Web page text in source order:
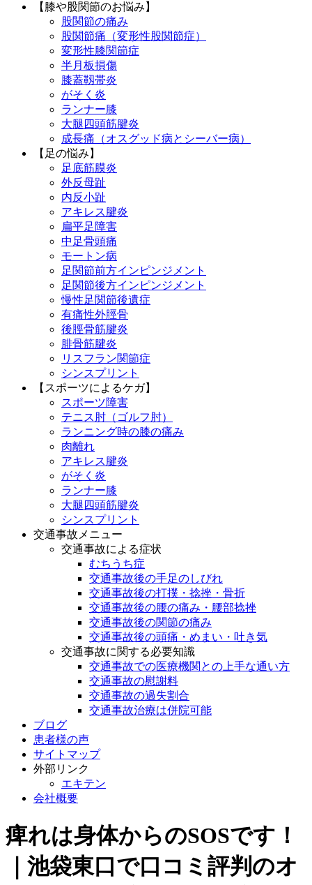
【膝や股関節のお悩み】
股関節の痛み
股関節痛（変形性股関節症）
変形性膝関節症
半月板損傷
膝蓋靱帯炎
がそく炎
ランナー膝
大腿四頭筋腱炎
成長痛（オスグッド病とシーバー病）
【足の悩み】
足底筋膜炎
外反母趾
内反小趾
アキレス腱炎
扁平足障害
中足骨頭痛
モートン病
足関節前方インピンジメント
足関節後方インピンジメント
慢性足関節後遺症
有痛性外脛骨
後脛骨筋腱炎
腓骨筋腱炎
リスフラン関節症
シンスプリント
【スポーツによるケガ】
スポーツ障害
テニス肘（ゴルフ肘）
ランニング時の膝の痛み
肉離れ
アキレス腱炎
がそく炎
ランナー膝
大腿四頭筋腱炎
シンスプリント
交通事故メニュー
交通事故による症状
むちうち症
交通事故後の手足のしびれ
交通事故後の打撲・捻挫・骨折
交通事故後の腰の痛み・腰部捻挫
交通事故後の関節の痛み
交通事故後の頭痛・めまい・吐き気
交通事故に関する必要知識
交通事故での医療機関との上手な通い方
交通事故の慰謝料
交通事故の過失割合
交通事故治療は併院可能
ブログ
患者様の声
サイトマップ
外部リンク
エキテン
会社概要
痺れは身体からのSOSです！
｜池袋東口で口コミ評判のオ